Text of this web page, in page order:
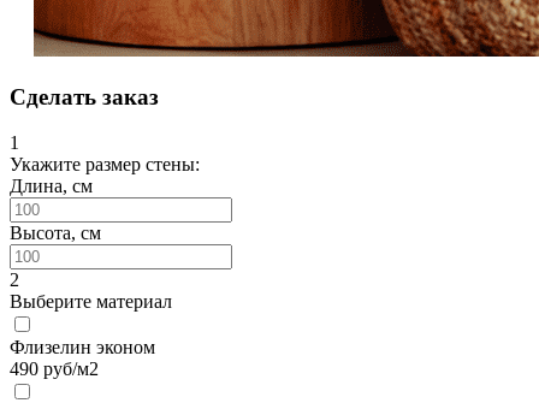
Сделать заказ
1
Укажите размер стены:
Длина, см
Высота, см
2
Выберите материал
Флизелин эконом
490 руб/м2